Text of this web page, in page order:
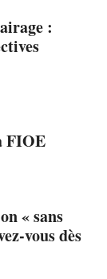
:
FIOE
« sans
vous dès